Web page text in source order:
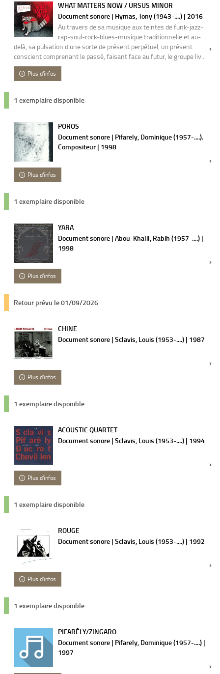
WHAT MATTERS NOW / URSUS MINOR
Document sonore | Hymas, Tony (1943-....) | 2016
Au travers de sa musique aux teintes de funk-jazz-
rap-soul-rock-blues-musique traditionnelle et au-
delà, sa pulsation d'une sorte de présent perpétuel, un présent
conscient comprenant le passé, faisant face au futur, le groupe liv...
Plus d'infos
1 exemplaire disponible
POROS
Document sonore | Pifarely, Dominique (1957-....).
Compositeur | 1998
Plus d'infos
1 exemplaire disponible
YARA
Document sonore | Abou-Khalil, Rabih (1957-....) |
1998
Plus d'infos
Retour prévu le 01/09/2026
CHINE
Document sonore | Sclavis, Louis (1953-....) | 1987
Plus d'infos
1 exemplaire disponible
ACOUSTIC QUARTET
Document sonore | Sclavis, Louis (1953-....) | 1994
Plus d'infos
1 exemplaire disponible
ROUGE
Document sonore | Sclavis, Louis (1953-....) | 1992
Plus d'infos
1 exemplaire disponible
PIFARÉLY/ZINGARO
Document sonore | Pifarely, Dominique (1957-....) |
1997